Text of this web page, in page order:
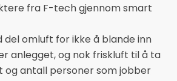
fra F-tech gjennom smart
del omluft for ikke å blande inn
anlegget, og nok friskluft til å ta
og antall personer som jobber